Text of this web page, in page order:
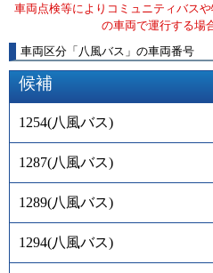
車両点検等によりコミュニティバス
の車両で運行する場
車両区分 「 八風バス 」 の車両番号
候補
1254(八風バス)
1287(八風バス)
1289(八風バス)
1294(八風バス)